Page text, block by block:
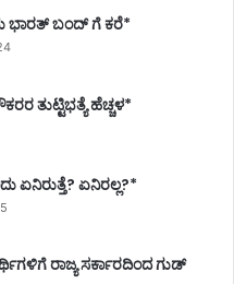
ಭಾರತ್‌ ಬಂದ್‌ ಗೆ ಕರೆ*
ತುಟ್ಟಿಭತ್ಯೆ ಹೆಚ್ಚಳ*
ಏನಿರುತ್ತೆ? ಏನಿರಲ್ಲ?*
ರಾಜ್ಯ ಸರ್ಕಾರದಿಂದ ಗುಡ್